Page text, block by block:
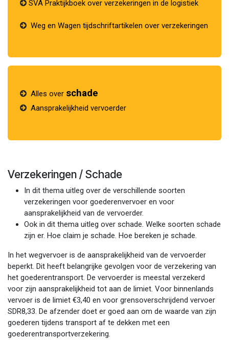
SVA Praktijkboek over verzekeringen in de logistiek
Weg en Wagen tijdschriftartikelen over verzekeringen
Alles over schade
Aansprakelijkheid vervoerder
Verzekeringen / Schade
In dit thema uitleg over de verschillende soorten
verzekeringen voor goederenvervoer en voor
aansprakelijkheid van de vervoerder.
Ook in dit thema uitleg over schade. Welke soorten schade
zijn er. Hoe claim je schade. Hoe bereken je schade.
In het wegvervoer is de aansprakelijkheid van de vervoerder
beperkt. Dit heeft belangrijke gevolgen voor de verzekering van
het goederentransport. De vervoerder is meestal verzekerd
voor zijn aansprakelijkheid tot aan de limiet. Voor binnenlands
vervoer is de limiet €3,40 en voor grensoverschrijdend vervoer
SDR8,33. De afzender doet er goed aan om de waarde van zijn
goederen tijdens transport af te dekken met een
goederentransportverzekering.